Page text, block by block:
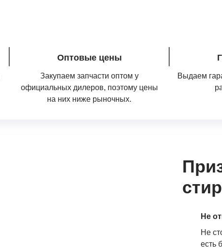
Оптовые цены
Закупаем запчасти оптом у
официальных дилеров, поэтому цены
на них ниже рыночных.
Выдаем
Не
Не
есть